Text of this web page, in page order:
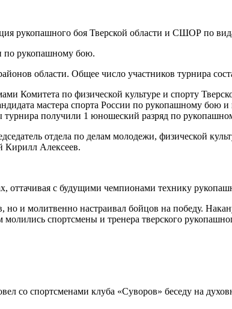
рукопашного боя Тверской области и СШОР по
по рукопашному бою.
области. Общее число участников турнира
Комитета по физической культуре и спорту
мастера спорта России по рукопашному бою
турнира получили 1 юношеский разряд по
отдела по делам молодежи, физической
Кирилл Алексеев.
оттачивая с будущими чемпионами технику
и молитвенно настраивал бойцов на победу.
молились спортсмены и тренера тверского
со спортсменами клуба «Суворов» беседу на